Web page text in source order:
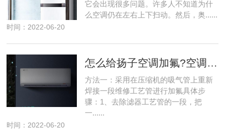
它会出现很多问题。许多人不知道为什
么空调仍在左右上下扫动。然后，奥......
时间：2022-06-20
怎么给扬子空调加氟?空调加氟方法介绍
方法一：采用在压缩机的吸气管上重新
焊接一段维修工艺管进行加氟具体步
骤：1、去除滤器工艺管的一段，把
一......
时间：2022-06-20